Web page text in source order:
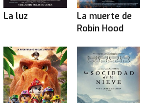
La luz
La muerte de
Robin Hood